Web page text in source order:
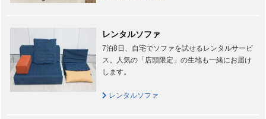
レンタルソファ
7泊8日、自宅でソファを試せるレンタルサービ
ス。人気の「店頭限定」の生地も一緒にお届け
します。
レンタルソファ